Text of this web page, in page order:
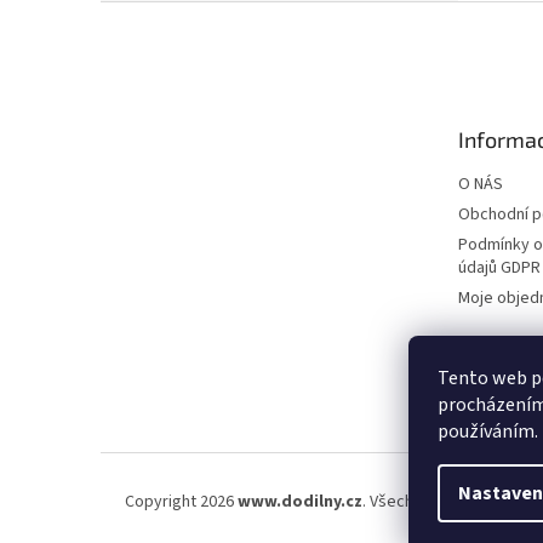
Tento web
používáním.
O NÁS
Obchodní
Podmínky
údajů GDPR
Moje
Copyright 2026www.dodilny.cz. Všechna práva